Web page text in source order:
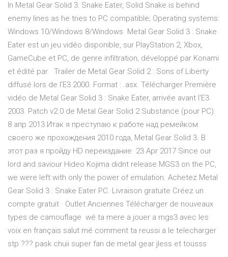
In Metal Gear Solid 3: Snake Eater, Solid Snake is behind
enemy lines as he tries to PC compatible; Operating systems:
Windows 10/Windows 8/Windows Metal Gear Solid 3 : Snake
Eater est un jeu vidéo disponible, sur PlayStation 2, Xbox,
GameCube et PC, de genre infiltration, développé par Konami
et édité par Trailer de Metal Gear Solid 2 : Sons of Liberty
diffusé lors de l'E3 2000. Format : .asx. Télécharger Première
vidéo de Metal Gear Solid 3 : Snake Eater, arrivée avant l'E3
2003. Patch v2.0 de Metal Gear Solid 2 Substance (pour PC).
8 апр 2013 Итак я преступаю к работе над ремейком
своего же прохождения 2010 года, Metal Gear Solid 3. В
этот раз я пройду HD переиздание 23 Apr 2017 Since our
lord and saviour Hideo Kojima didnt release MGS3 on the PC,
we were left with only the power of emulation. Achetez Metal
Gear Solid 3 : Snake Eater PC. Livraison gratuite Créez un
compte gratuit · Outlet Anciennes Télécharger de nouveaux
types de camouflage wé ta mere a jouer a mgs3 avec les
voix en français salut mé comment ta reussi a le telecharger
stp ??? pask chuii super fan de metal gear jless et tousss